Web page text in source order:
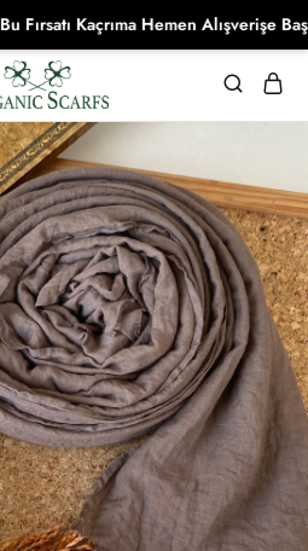
Kaçrıma Hemen Alışverişe Başla!